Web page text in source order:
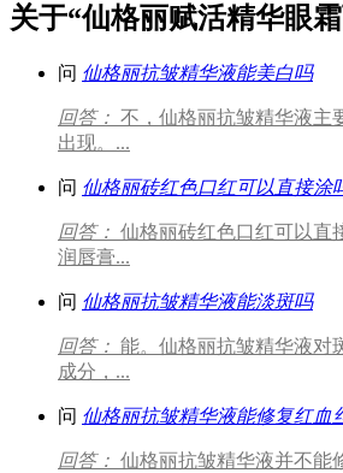
关于“仙格丽赋活精华眼
问 仙格丽抗皱精华液能美白吗
回答： 不，仙格丽抗皱精华液主
出现。...
问 仙格丽砖红色口红可以直接涂
回答： 仙格丽砖红色口红可以直
润唇膏...
问 仙格丽抗皱精华液能淡斑吗
回答： 能。仙格丽抗皱精华液对
成分，...
问 仙格丽抗皱精华液能修复红血
回答： 仙格丽抗皱精华液并不能